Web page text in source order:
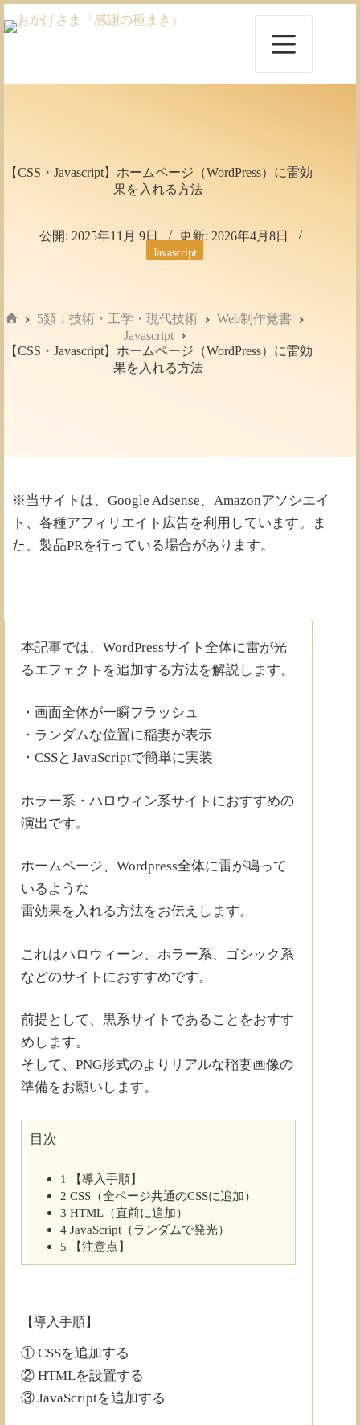
ン
プ
【CSS・Javascript】ホームページ（WordPress）に雷効
果を入れる方法
公開: 2025年11月 9日 更新: 2026年4月8日
Javascript
ー
5類：技術・工学・現代技術
Web制作覚書
Javascript
【CSS・Javascript】ホームページ（WordPress）に雷効
果を入れる方法
※当サイトは、Google Adsense、Amazonアソシエイ
ト、各種アフィリエイト広告を利用しています。ま
た、製品PRを行っている場合があります。
本記事では、WordPressサイト全体に雷が光
るエフェクトを追加する方法を解説します。
・画面全体が一瞬フラッシュ
・ランダムな位置に稲妻が表示
・CSSとJavaScriptで簡単に実装
ホラー系・ハロウィン系サイトにおすすめの
演出です。
ホームページ、Wordpress全体に雷が鳴って
いるような
雷効果を入れる方法をお伝えします。
これはハロウィーン、ホラー系、ゴシック系
などのサイトにおすすめです。
前提として、黒系サイトであることをおすす
めします。
そして、PNG形式のよりリアルな稲妻画像の
準備をお願いします。
目次
1
【導入手順】
2 CSS（全ページ共通のCSSに追加）
3 HTML（直前に追加）
4 JavaScript（ランダムで発光）
5 【注意点】
【導入手順】
① CSSを追加する
② HTMLを設置する
③ JavaScriptを追加する